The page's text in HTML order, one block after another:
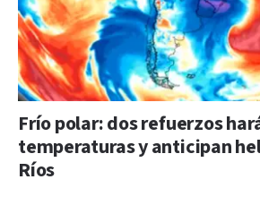
Frío polar: dos refuerzos
temperaturas y anticipan
Ríos